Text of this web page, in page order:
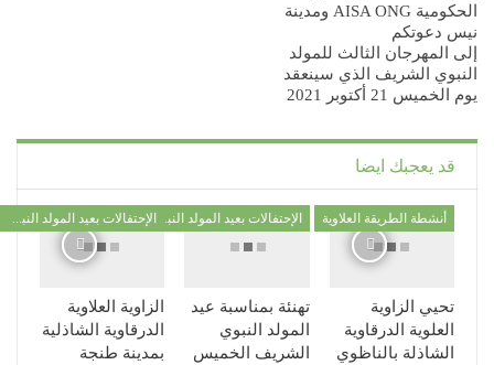
الحكومية AISA ONG ومدينة
نيس دعوتكم
إلى المهرجان الثالث للمولد
النبوي الشريف الذي سينعقد
يوم الخميس 21 أكتوبر 2021
قد يعجبك ايضا
أنشطة الطريقة العلاوية
تحيي الزاوية
العلوية الدرقاوية
الشاذلة بالناظوي
الإحتفالات بعيد المولد النبوي
تهنئة بمناسبة عيد
المولد النبوي
الشريف الخميس
الإحتفالات بعيد المولد النبوي
الزاوية العلاوية
الدرقاوية الشاذلية
بمدينة طنجة